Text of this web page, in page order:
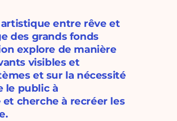
entre rêve et
des grands fonds
explore de manière
visibles et
et sur la nécessité
le public à
cherche à recréer les